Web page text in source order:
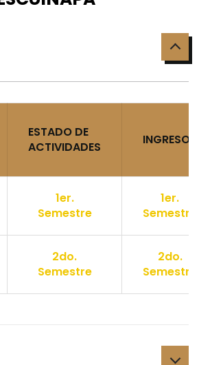
ESTADO DE
ACTIVIDADES
INGRESOS
1er.
Semestre
1er.
Semestre
2do.
Semestre
2do.
Semestre